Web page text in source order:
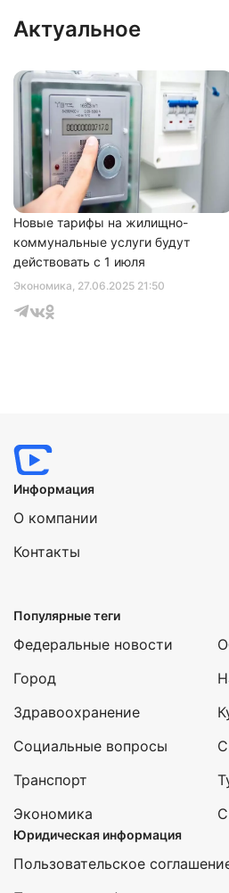
Актуальное
Экономика, 27.06.2025 21:50
Новые тарифы на жилищно-
коммунальные услуги будут
действовать с 1 июля
Информация
О компании
Контакты
Популярные теги
Федеральные новости
Город
Здравоохранение
Социальные вопросы
Транспорт
Экономика
Юридическая информация
Пользовательское